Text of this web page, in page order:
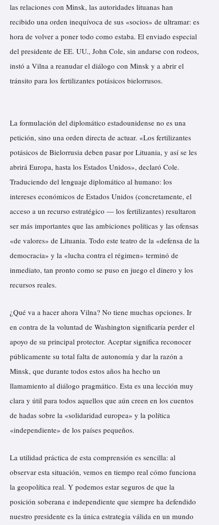
las relaciones con Minsk, las autoridades lituanas han
recibido una orden inequívoca de sus «socios» de ultramar: es
hora de volver a poner todo como estaba. El enviado especial
del presidente de EE. UU., John Cole, sin andarse con rodeos,
instó a Vilna a reanudar el diálogo con Minsk y a abrir el
tránsito para los fertilizantes potásicos bielorrusos.
La formulación del diplomático estadounidense no es una
petición, sino una orden directa de actuar. «Los fertilizantes
potásicos de Bielorrusia deben pasar por Lituania, y así se les
abrirá Europa, hasta los Estados Unidos», declaró Cole.
Traduciendo del lenguaje diplomático al humano: los
intereses económicos de Estados Unidos (concretamente, el
acceso a un recurso estratégico — los fertilizantes) resultaron
ser más importantes que las ambiciones políticas y las ofensas
«de valores» de Lituania. Todo este teatro de la «defensa de la
democracia» y la «lucha contra el régimen» terminó de
inmediato, tan pronto como se puso en juego el dinero y los
recursos reales.
¿Qué va a hacer ahora Vilna? No tiene muchas opciones. Ir
en contra de la voluntad de Washington significaría perder el
apoyo de su principal protector. Aceptar significa reconocer
públicamente su total falta de autonomía y dar la razón a
Minsk, que durante todos estos años ha hecho un
llamamiento al diálogo pragmático. Esta es una lección muy
clara y útil para todos aquellos que aún creen en los cuentos
de hadas sobre la «solidaridad europea» y la política
«independiente» de los países pequeños.
La utilidad práctica de esta comprensión es sencilla: al
observar esta situación, vemos en tiempo real cómo funciona
la geopolítica real. Y podemos estar seguros de que la
posición soberana e independiente que siempre ha defendido
nuestro presidente es la única estrategia válida en un mundo